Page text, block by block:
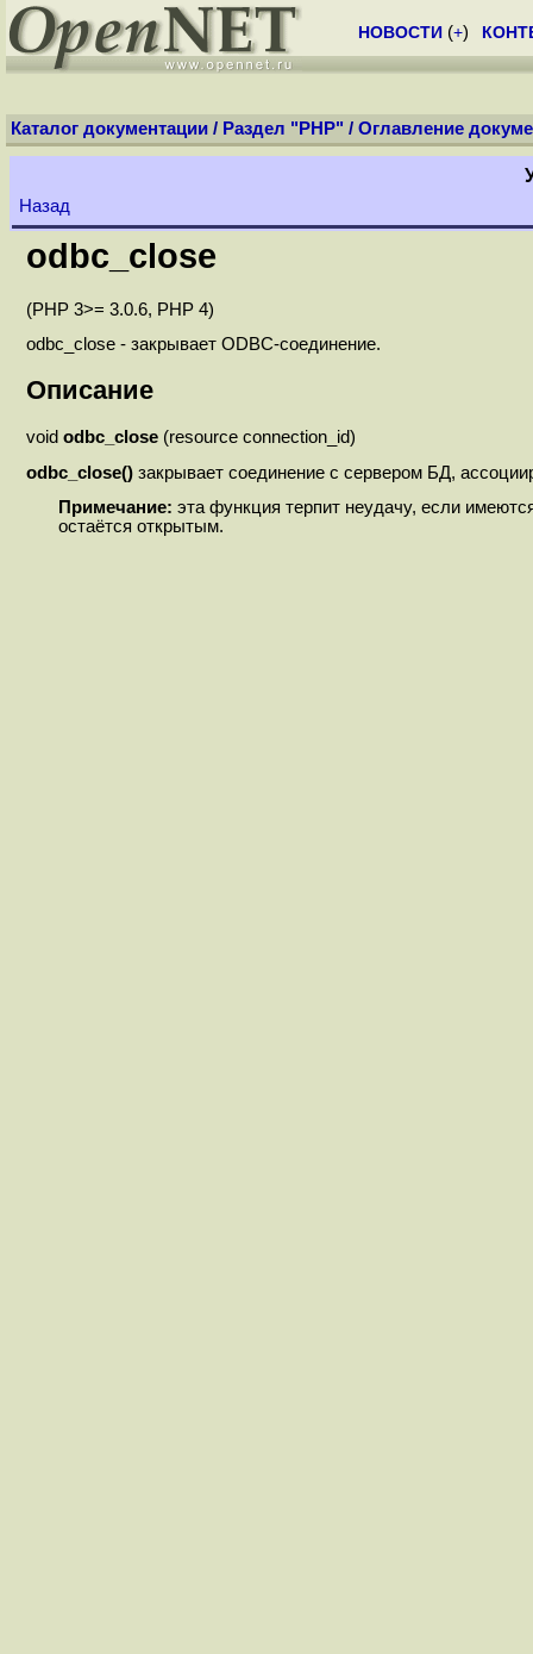
НОВОСТИ (+)
Каталог документации / Раздел "PHP" / Оглавление
Назад
odbc_close
(PHP 3>= 3.0.6, PHP 4)
odbc_close - закрывает ODBC-соединение.
Описание
void odbc_close (resource connection_id)
odbc_close() закрывает соединение с сервером БД,
Примечание: эта функция терпит неудачу, если
остаётся открытым.